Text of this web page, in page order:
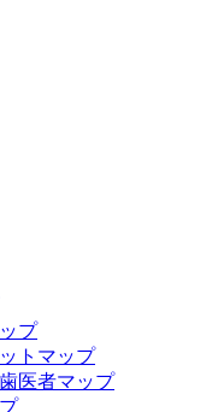
プ
トマップ
医者マップ